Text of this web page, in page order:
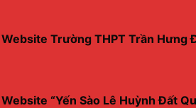
Website Trường THPT Trần Hưng
Website “Yến Sào Lê Huỳnh Đất